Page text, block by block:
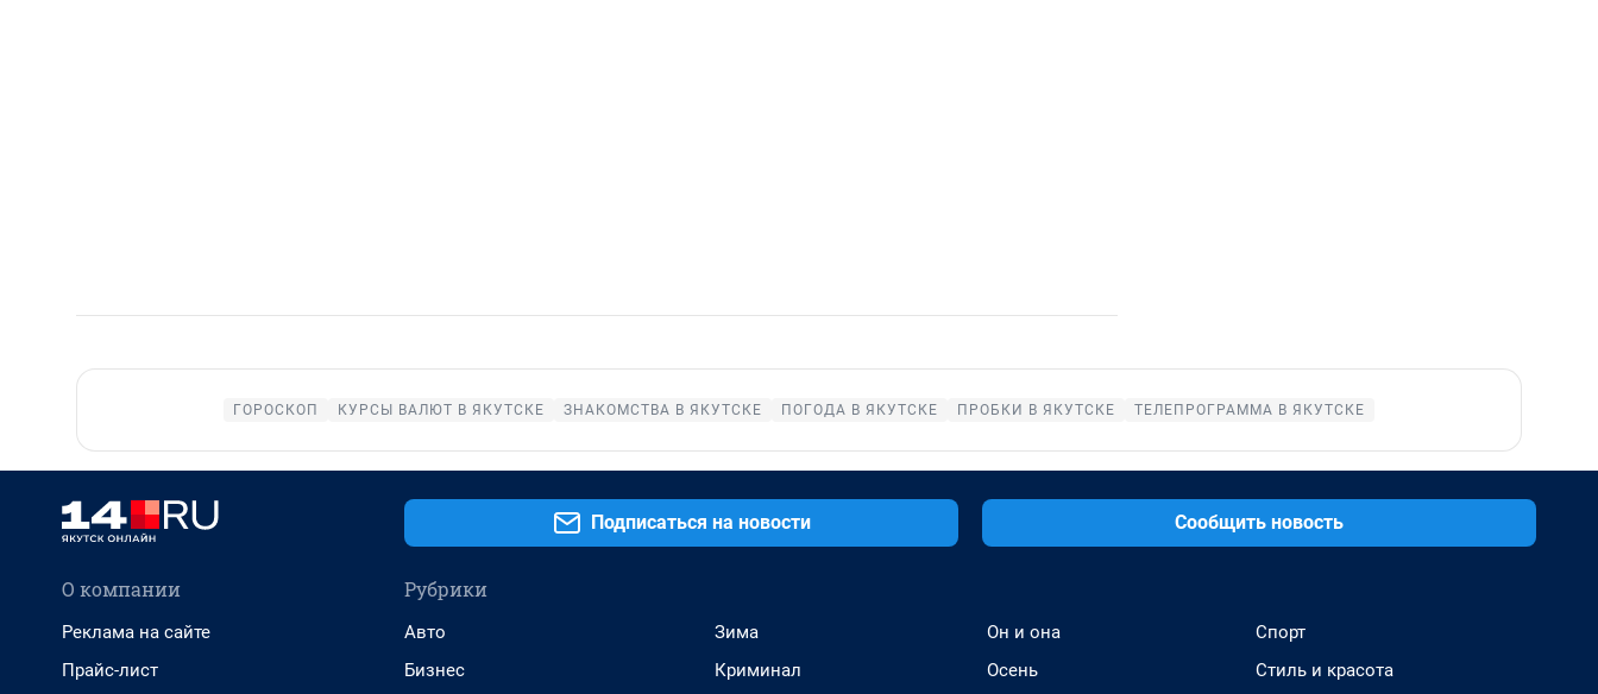
ГОРОСКОП КУРСЫ ВАЛЮТ В ЯКУТСКЕ ЗНАКОМСТВА В ЯКУТСКЕ ПОГОДА В ЯКУТСКЕ ПРОБКИ В ЯКУТСКЕ ТЕЛЕПРОГРАММА В ЯКУТСКЕ
Подписаться на новости Сообщить новость
О компании
Реклама на сайте
Прайс-лист
Рубрики
Авто
Бизнес
Зима
Криминал
Он и она
Осень
Спорт
Стиль и красота